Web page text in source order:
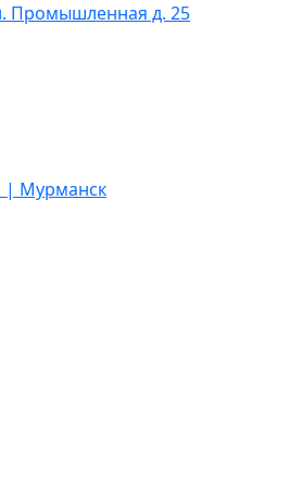
Промышленная д. 25